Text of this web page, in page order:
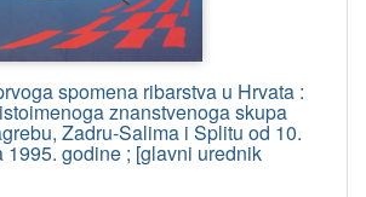
spomena ribarstva u Hrvata :
znanstvenoga skupa
Zadru-Salima i Splitu od 10.
1995. godine ; [glavni urednik